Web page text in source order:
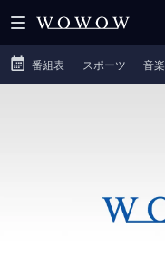
番組表 スポーツ 音楽